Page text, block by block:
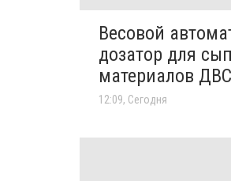
Весовой
дозатор для
материалов
12:09, Сегодня